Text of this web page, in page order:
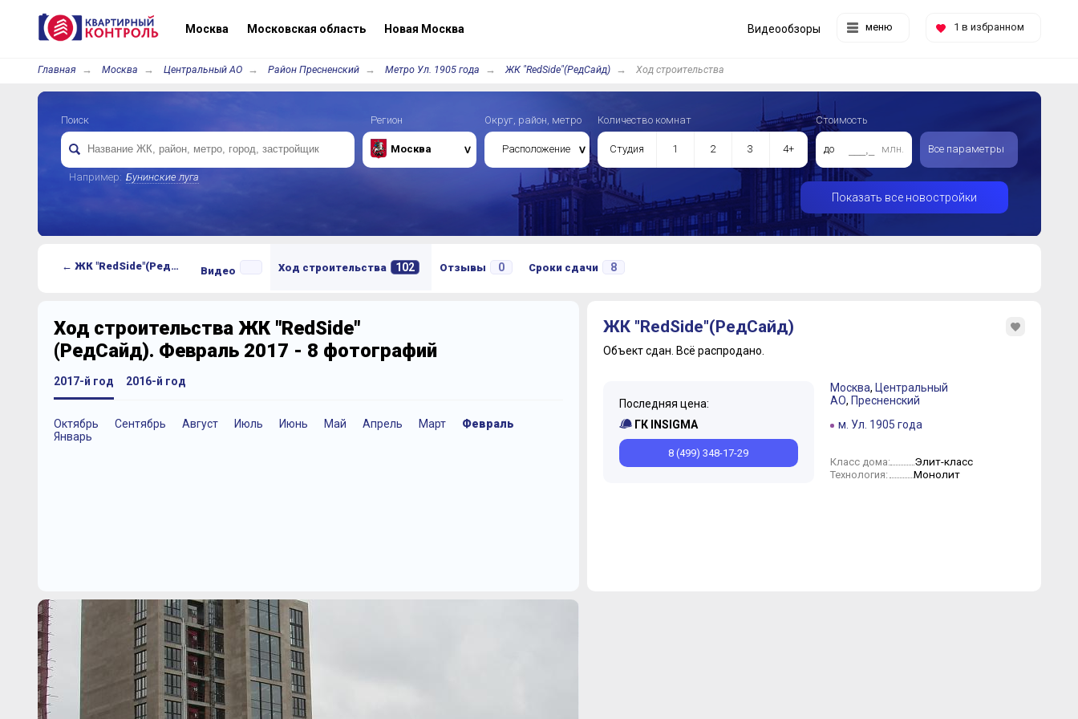
Москва Московская область Новая Москва меню 1 в избранном
Видеообзоры
Главная Москва Центральный АО Район Пресненский Метро Ул. 1905 года ЖК "RedSide"(РедСайд) Ход строительства
Поиск
Например: Бунинские луга
Регион
Москва
Округ, район, метро
Расположение
Количество комнат
Студия 1 2 3 4+
Стоимость
до млн. Все параметры
Показать все новостройки
← ЖК "RedSide"(РедСайд) Видео Ход строительства 102 Отзывы 0 Сроки сдачи 8
Ход строительства ЖК "RedSide"
(РедСайд). Февраль 2017 - 8 фотографий
2017-й год
Октябрь Сентябрь Август Июль Июнь Май Апрель Март
Февраль
Январь
2016-й год
Декабрь Ноябрь
ЖК "RedSide"(РедСайд)
Объект сдан. Всё распродано.
Последняя цена:
ГК INSIGMA
8 (499) 348-17-29
Москва, Центральный
АО, Пресненский
м. Ул. 1905 года
Класс дома: Элит-класс
Технология: Монолит